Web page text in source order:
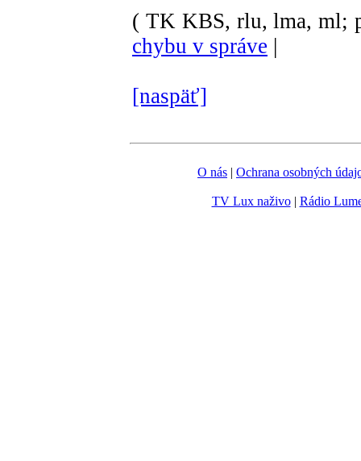
( TK KBS, rlu, lma, ml;
chybu v správe |
[naspäť]
O nás | Ochrana osobných
TV Lux naživo| Rádio